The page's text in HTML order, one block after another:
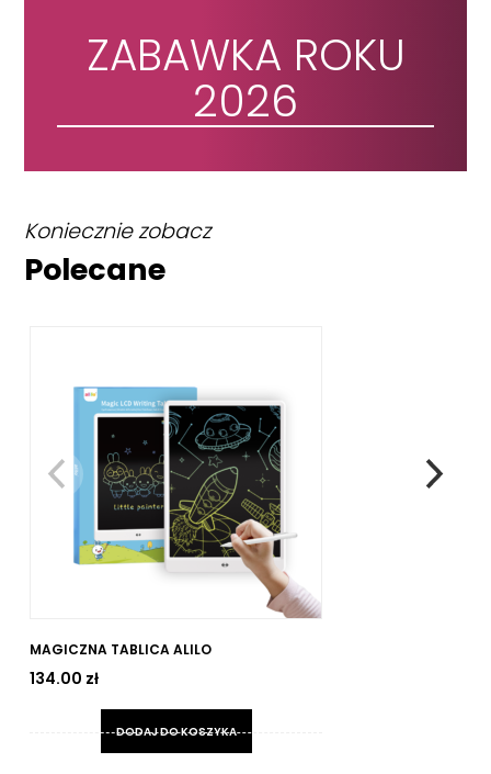
ZABAWKA ROKU
2026
Koniecznie zobacz
Polecane
MAGICZNA TABLICA ALILO
134.00 zł
DODAJ DO KOSZYKA